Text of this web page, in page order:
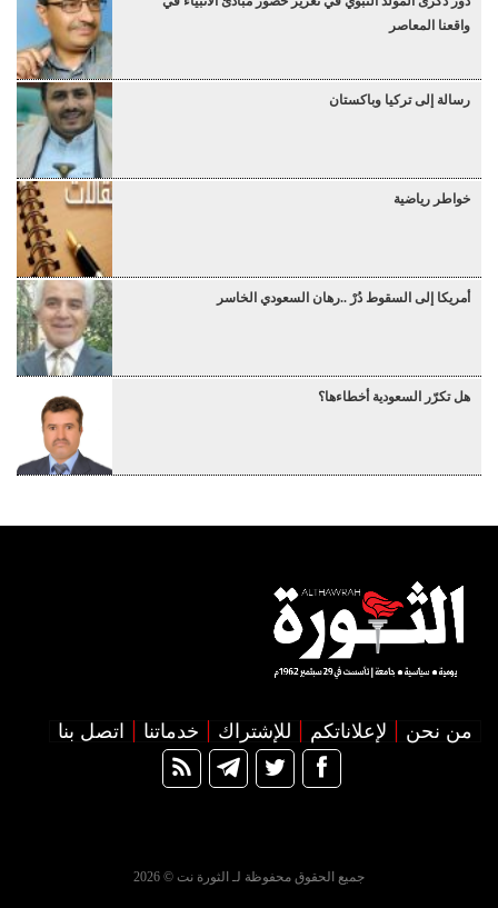
واقعنا المعاصر
رسالة إلى تركيا وباكستان
خواطر رياضية
أمريكا إلى السقوط دُرْ ..رهان السعودي الخاسر
هل تكرّر السعودية أخطاءها؟
من نحن لإعلاناتكم للإشتراك خدماتنا اتصل بنا
جميع الحقوق محفوظة لـ الثورة نت © 2026